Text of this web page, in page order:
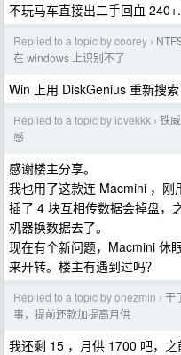
不玩马车直接出二手回血 240+.
Replied to a topic by coorey ›
在 windows 上识别不了
Win 上用 DiskGenius 重新搜
Replied to a topic by iovekkk › 铁
感
感谢楼主分享。
我也用了这款连 Macmini ，刚
插了 4 块互相传数据会掉盘，
机器换数据去了。
现在有个新问题，Macmini 休
来开转。楼主有遇到过吗？
Replied to a topic by onezmin › 干
事，提前还款加提高月供
我还剩 15 ，月供 1700 吧，之